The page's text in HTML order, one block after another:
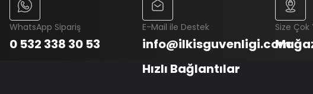
WhatsApp Sipariş
0 532 338 30 53
E-Mail ile Destek
info@ilkisguvenligi.com
Size Çok
Hızlı Bağlantılar